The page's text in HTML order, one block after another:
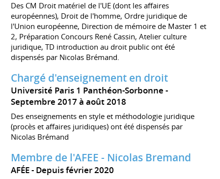
Des CM Droit matériel de l'UE (dont les affaires
européennes), Droit de l'homme, Ordre juridique de
l'Union européenne, Direction de mémoire de Master 1 et
2, Préparation Concours René Cassin, Atelier culture
juridique, TD introduction au droit public ont été
dispensés par Nicolas Brémand.
Chargé d'enseignement en droit
Université Paris 1 Panthéon-Sorbonne
Septembre 2017 à août 2018
Des enseignements en style et méthodologie juridique
(procès et affaires juridiques) ont été dispensés par
Nicolas Brémand
Membre de l'AFEE - Nicolas Bremand
AFÉE Depuis février 2020